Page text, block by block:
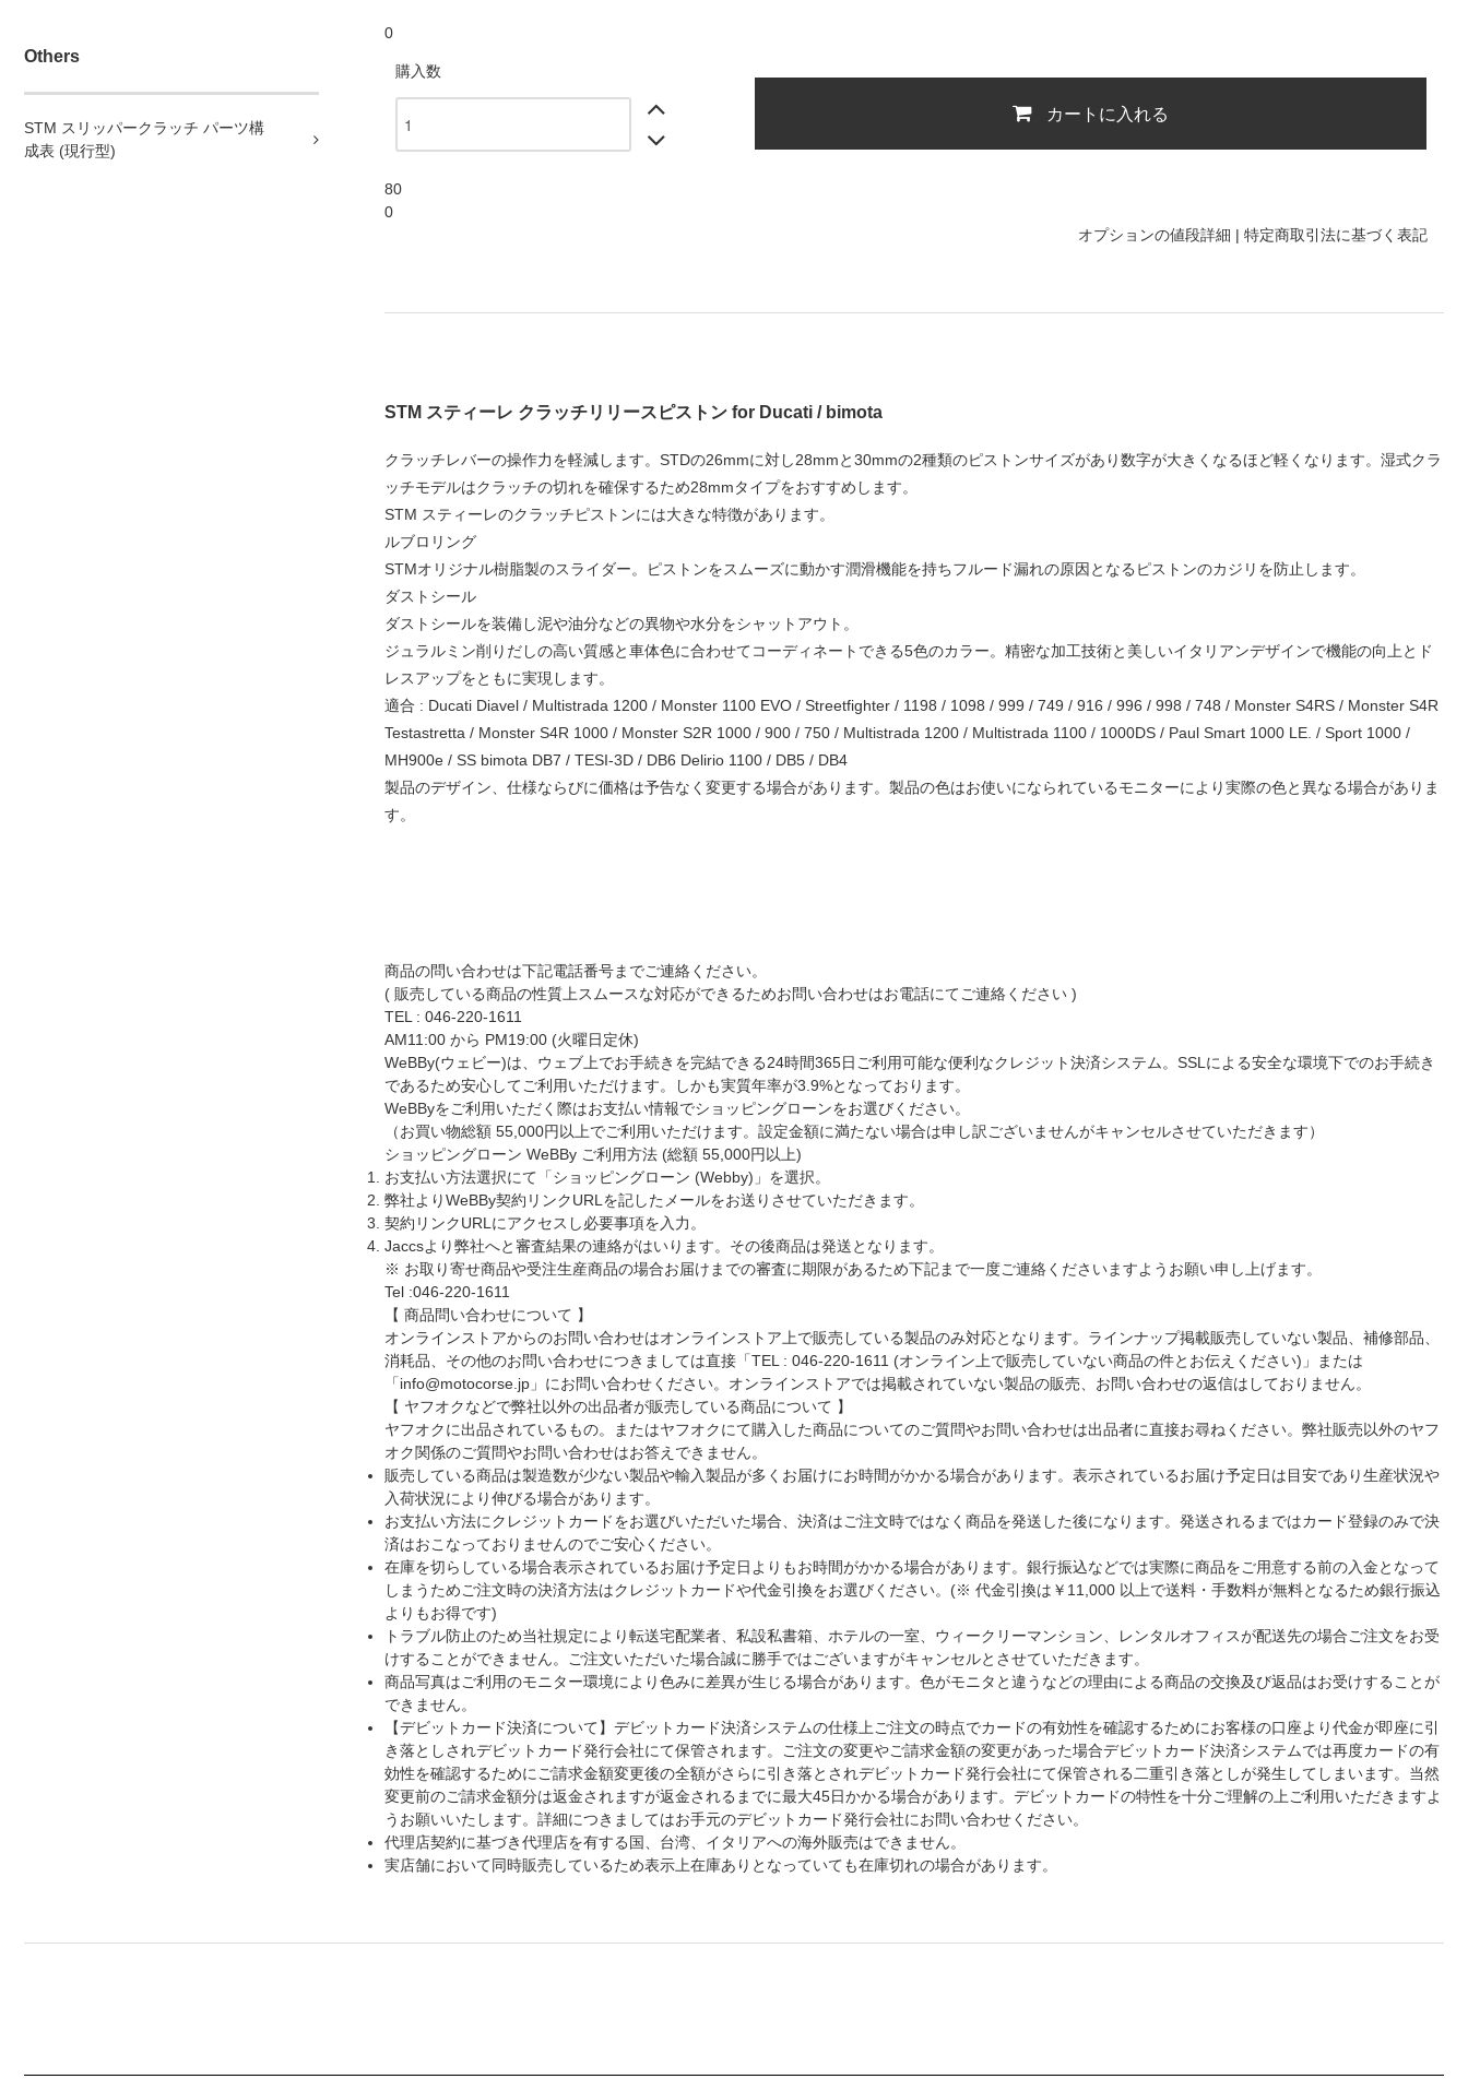
Others
STM スリッパークラッチ パーツ構
成表 (現行型)
0
購入数
カートに入れる
80
0
オプションの値段詳細 | 特定商取引法に基づく表記
STM スティーレ クラッチリリースピストン for Ducati / bimota
クラッチレバーの操作力を軽減します。STDの26mmに対し28mmと30mmの2種類のピストンサイズがあり数字が大きくなるほど軽くなります。湿式クラ
ッチモデルはクラッチの切れを確保するため28mmタイプをおすすめします。
STM スティーレのクラッチピストンには大きな特徴があります。
ルブロリング
STMオリジナル樹脂製のスライダー。ピストンをスムーズに動かす潤滑機能を持ちフルード漏れの原因となるピストンのカジリを防止します。
ダストシール
ダストシールを装備し泥や油分などの異物や水分をシャットアウト。
ジュラルミン削りだしの高い質感と車体色に合わせてコーディネートできる5色のカラー。精密な加工技術と美しいイタリアンデザインで機能の向上とド
レスアップをともに実現します。
適合 : Ducati Diavel / Multistrada 1200 / Monster 1100 EVO / Streetfighter / 1198 / 1098 / 999 / 749 / 916 / 996 / 998 / 748 / Monster S4RS / Monster S4R
Testastretta / Monster S4R 1000 / Monster S2R 1000 / 900 / 750 / Multistrada 1200 / Multistrada 1100 / 1000DS / Paul Smart 1000 LE. / Sport 1000 /
MH900e / SS bimota DB7 / TESI-3D / DB6 Delirio 1100 / DB5 / DB4
製品のデザイン、仕様ならびに価格は予告なく変更する場合があります。製品の色はお使いになられているモニターにより実際の色と異なる場合がありま
す。
商品の問い合わせは下記電話番号までご連絡ください。
( 販売している商品の性質上スムースな対応ができるためお問い合わせはお電話にてご連絡ください )
TEL : 046-220-1611
AM11:00 から PM19:00 (火曜日定休)
WeBBy(ウェビー)は、ウェブ上でお手続きを完結できる24時間365日ご利用可能な便利なクレジット決済システム。SSLによる安全な環境下でのお手続き
であるため安心してご利用いただけます。しかも実質年率が3.9%となっております。
WeBByをご利用いただく際はお支払い情報でショッピングローンをお選びください。
（お買い物総額 55,000円以上でご利用いただけます。設定金額に満たない場合は申し訳ございませんがキャンセルさせていただきます）
ショッピングローン WeBBy ご利用方法 (総額 55,000円以上)
お支払い方法選択にて「ショッピングローン (Webby)」を選択。
弊社よりWeBBy契約リンクURLを記したメールをお送りさせていただきます。
契約リンクURLにアクセスし必要事項を入力。
Jaccsより弊社へと審査結果の連絡がはいります。その後商品は発送となります。
※ お取り寄せ商品や受注生産商品の場合お届けまでの審査に期限があるため下記まで一度ご連絡くださいますようお願い申し上げます。
Tel :046-220-1611
【 商品問い合わせについて 】
オンラインストアからのお問い合わせはオンラインストア上で販売している製品のみ対応となります。ラインナップ掲載販売していない製品、補修部品、
消耗品、その他のお問い合わせにつきましては直接「TEL : 046-220-1611 (オンライン上で販売していない商品の件とお伝えください)」または
「info@motocorse.jp」にお問い合わせください。オンラインストアでは掲載されていない製品の販売、お問い合わせの返信はしておりません。
【 ヤフオクなどで弊社以外の出品者が販売している商品について 】
ヤフオクに出品されているもの。またはヤフオクにて購入した商品についてのご質問やお問い合わせは出品者に直接お尋ねください。弊社販売以外のヤフ
オク関係のご質問やお問い合わせはお答えできません。
販売している商品は製造数が少ない製品や輸入製品が多くお届けにお時間がかかる場合があります。表示されているお届け予定日は目安であり生産状況や
入荷状況により伸びる場合があります。
お支払い方法にクレジットカードをお選びいただいた場合、決済はご注文時ではなく商品を発送した後になります。発送されるまではカード登録のみで決
済はおこなっておりませんのでご安心ください。
在庫を切らしている場合表示されているお届け予定日よりもお時間がかかる場合があります。銀行振込などでは実際に商品をご用意する前の入金となって
しまうためご注文時の決済方法はクレジットカードや代金引換をお選びください。(※ 代金引換は￥11,000 以上で送料・手数料が無料となるため銀行振込
よりもお得です)
トラブル防止のため当社規定により転送宅配業者、私設私書箱、ホテルの一室、ウィークリーマンション、レンタルオフィスが配送先の場合ご注文をお受
けすることができません。ご注文いただいた場合誠に勝手ではございますがキャンセルとさせていただきます。
商品写真はご利用のモニター環境により色みに差異が生じる場合があります。色がモニタと違うなどの理由による商品の交換及び返品はお受けすることが
できません。
【デビットカード決済について】デビットカード決済システムの仕様上ご注文の時点でカードの有効性を確認するためにお客様の口座より代金が即座に引
き落としされデビットカード発行会社にて保管されます。ご注文の変更やご請求金額の変更があった場合デビットカード決済システムでは再度カードの有
効性を確認するためにご請求金額変更後の全額がさらに引き落とされデビットカード発行会社にて保管される二重引き落としが発生してしまいます。当然
変更前のご請求金額分は返金されますが返金されるまでに最大45日かかる場合があります。デビットカードの特性を十分ご理解の上ご利用いただきますよ
うお願いいたします。詳細につきましてはお手元のデビットカード発行会社にお問い合わせください。
代理店契約に基づき代理店を有する国、台湾、イタリアへの海外販売はできません。
実店舗において同時販売しているため表示上在庫ありとなっていても在庫切れの場合があります。